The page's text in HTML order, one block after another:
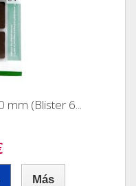
mm (Blister 6...
Más